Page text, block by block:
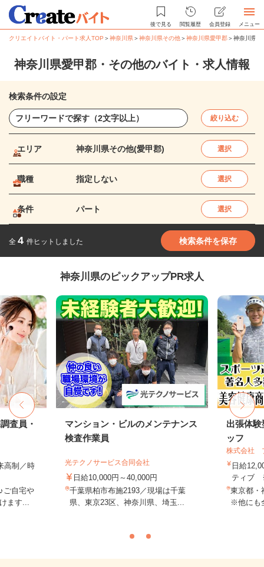
後で見る 閲覧履歴 会員登録 メニュー
クリエイトバイト・パート求人TOP ＞神奈川県＞神奈川県その他＞神奈川県愛甲郡＞神奈川県
神奈川県愛甲郡・その他のバイト・求人情報
検索条件の設定
絞り込む
エリア 神奈川県その他(愛甲郡) 選択
職種 指定しない 選択
条件 パート 選択
全 4 件ヒットしました 検索条件を保存
神奈川県のピックアップPR求人
査員・
高制／時
自宅や
ます...
マンション・ビルのメンテナンス
検査作業員
光テクノサービス合同会社
日給10,000円～40,000円
千葉県柏市布施2193／現場は千葉
県、東京23区、神奈川県、埼玉...
出張体
ッフ
株式会社
日給
ティブ
東京都・
※他にも